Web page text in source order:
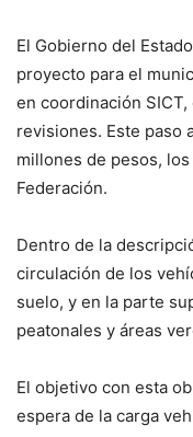
El Gobierno del
proyecto para el
en coordinación
revisiones. Este paso
millones de pesos,
Federación.
Dentro de la
circulación de los
suelo, y en la parte
peatonales y áreas
El objetivo con esta
espera de la carga